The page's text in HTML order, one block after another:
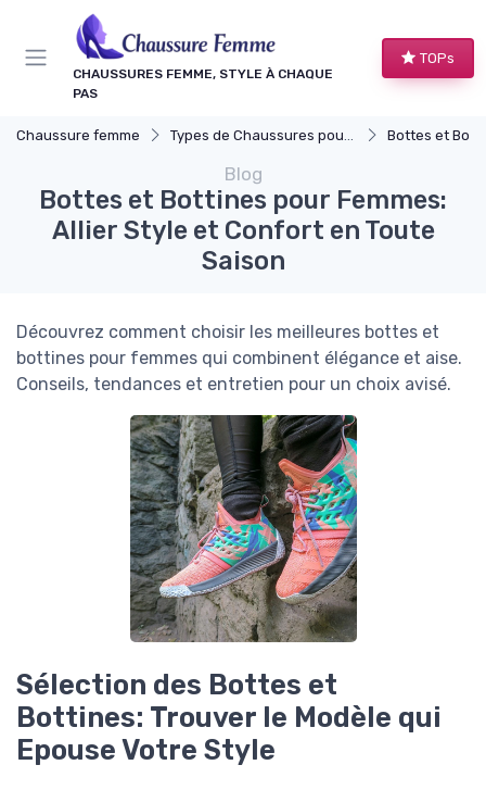
CHAUSSURES FEMME, STYLE À CHAQUE
PAS
TOPs
Chaussure femme Types de Chaussures pour Femmes Bottes et
Blog
Bottes et Bottines pour Femmes:
Allier Style et Confort en Toute
Saison
Découvrez comment choisir les meilleures bottes et
bottines pour femmes qui combinent élégance et aise.
Conseils, tendances et entretien pour un choix avisé.
Sélection des Bottes et
Bottines: Trouver le Modèle qui
Epouse Votre Style
Panneau de gestion des cookies